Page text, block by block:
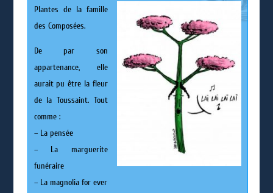
Plantes de la famille
des Composées.
De par son
appartenance, elle
aurait pu être la fleur
de la Toussaint. Tout
comme :
– La pensée
– La marguerite
funéraire
– La magnolia for ever